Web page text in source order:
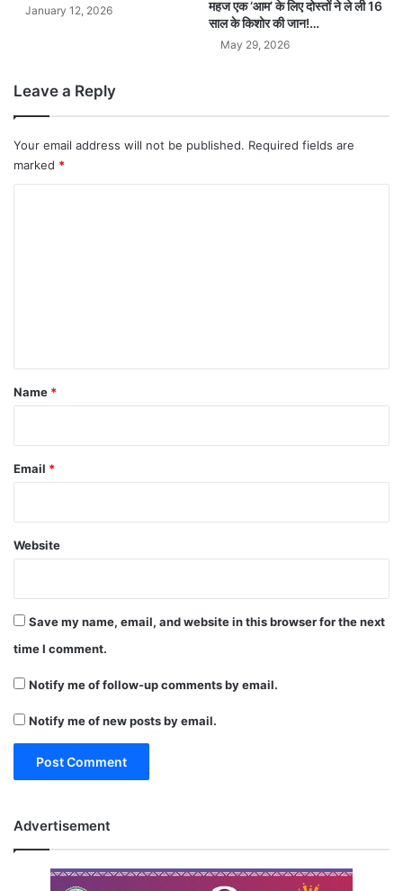
January 12, 2026
महज एक ‘आम’ के लिए दोस्तों ने ले ली 16
साल के किशोर की जान!…
May 29, 2026
Leave a Reply
Your email address will not be published. Required fields are
marked *
*
Name *
Email *
Website
Save my name, email, and website in this browser for the next
time I comment.
Notify me of follow-up comments by email.
Notify me of new posts by email.
Advertisement